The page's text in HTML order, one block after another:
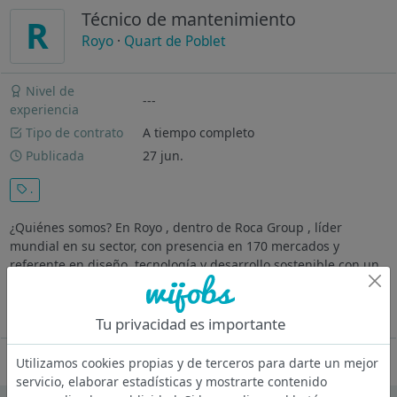
R Técnico de mantenimiento
Royo · Quart de Poblet
Nivel de
experiencia
---
Tipo de contrato
A tiempo completo
Publicada
27 jun.
.
¿Quiénes somos? En Royo , dentro de Roca Group , líder
mundial en su sector, con presencia en 170 mercados y
referente en diseño, tecnología y desarrollo sostenible con un
equipo de más de 20.000 personas, buscamos un/a Técnico/a
de Mantenimiento. La...
Oferta desactivada
Tu privacidad es importante
Utilizamos cookies propias y de terceros para darte un mejor
servicio, elaborar estadísticas y mostrarte contenido